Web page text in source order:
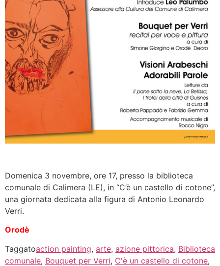
Domenica 3 novembre, ore 17, presso la biblioteca
comunale di Calimera (LE), in “C’è un castello di cotone”,
una giornata dedicata alla figura di Antonio Leonardo
Verri.
Orodè
Taggatoaction painting, arte, azione pittorica, Biblioteca
comunale, Bouquet per Verri, C'è un castello di cotone,